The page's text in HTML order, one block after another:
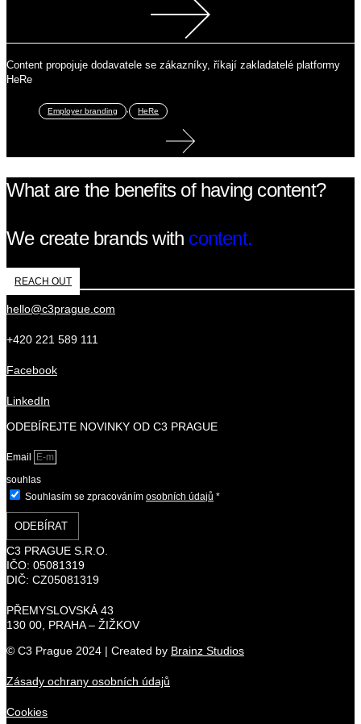
Content propojuje dodavatele se zákazníky, říkají zakladatelé platformy
HeRe
Employer branding HeRe
What are the benefits of having content?
We create brands with content.
REACH OUT
hello@c3prague.com
+420 221 589 111
Facebook
LinkedIn
ODEBÍREJTE NOVINKY OD C3 PRAGUE
Email
souhlas
Souhlasím se zpracováním osobních údajů *
ODEBÍRAT
C3 PRAGUE S.R.O.
IČO: 05081319
DIČ: CZ05081319
PŘEMYSLOVSKÁ 43
130 00, PRAHA – ŽIŽKOV
© C3 Prague 2024 | Created by Brainz Studios
Zásady ochrany osobních údajů
Cookies